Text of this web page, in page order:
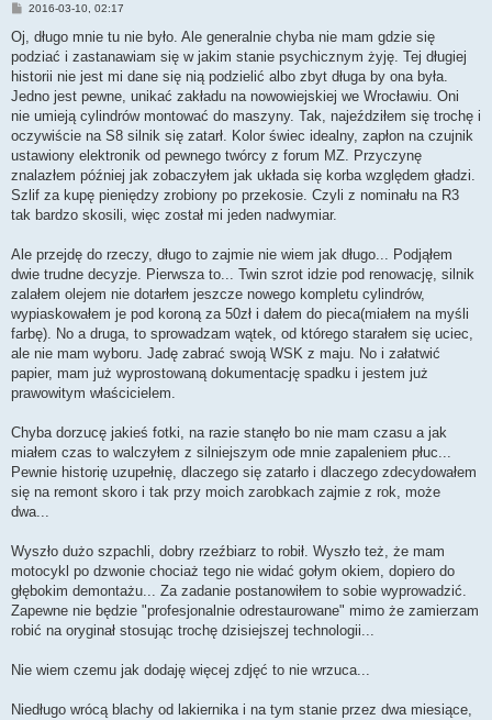
P
s
t
2016-03-10, 02:17
Oj, długo mnie tu nie było. Ale generalnie chyba nie mam gdzie się
podziać i zastanawiam się w jakim stanie psychicznym żyję. Tej długiej
historii nie jest mi dane się nią podzielić albo zbyt długa by ona była.
Jedno jest pewne, unikać zakładu na nowowiejskiej we Wrocławiu. Oni
nie umieją cylindrów montować do maszyny. Tak, najeździłem się trochę i
oczywiście na S8 silnik się zatarł. Kolor świec idealny, zapłon na czujnik
ustawiony elektronik od pewnego twórcy z forum MZ. Przyczynę
znalazłem później jak zobaczyłem jak układa się korba względem gładzi.
Szlif za kupę pieniędzy zrobiony po przekosie. Czyli z nominału na R3
tak bardzo skosili, więc został mi jeden nadwymiar.
Ale przejdę do rzeczy, długo to zajmie nie wiem jak długo... Podjąłem
dwie trudne decyzje. Pierwsza to... Twin szrot idzie pod renowację, silnik
zalałem olejem nie dotarłem jeszcze nowego kompletu cylindrów,
wypiaskowałem je pod koroną za 50zł i dałem do pieca(miałem na myśli
farbę). No a druga, to sprowadzam wątek, od którego starałem się uciec,
ale nie mam wyboru. Jadę zabrać swoją WSK z maju. No i załatwić
papier, mam już wyprostowaną dokumentację spadku i jestem już
prawowitym właścicielem.
Chyba dorzucę jakieś fotki, na razie stanęło bo nie mam czasu a jak
miałem czas to walczyłem z silniejszym ode mnie zapaleniem płuc...
Pewnie historię uzupełnię, dlaczego się zatarło i dlaczego zdecydowałem
się na remont skoro i tak przy moich zarobkach zajmie z rok, może
dwa...
Wyszło dużo szpachli, dobry rzeźbiarz to robił. Wyszło też, że mam
motocykl po dzwonie chociaż tego nie widać gołym okiem, dopiero do
głębokim demontażu... Za zadanie postanowiłem to sobie wyprowadzić.
Zapewne nie będzie "profesjonalnie odrestaurowane" mimo że zamierzam
robić na oryginał stosując trochę dzisiejszej technologii...
Nie wiem czemu jak dodaję więcej zdjęć to nie wrzuca...
Niedługo wrócą blachy od lakiernika i na tym stanie przez dwa miesiące,